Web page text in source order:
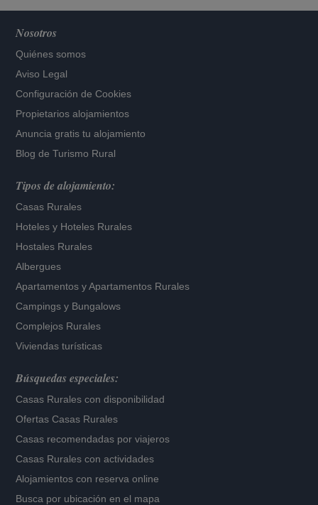
Nosotros
Quiénes somos
Aviso Legal
Configuración de Cookies
Propietarios alojamientos
Anuncia gratis tu alojamiento
Blog de Turismo Rural
Tipos de alojamiento:
Casas Rurales
Hoteles y Hoteles Rurales
Hostales Rurales
Albergues
Apartamentos yApartamentos Rurales
Campings y Bungalows
Complejos Rurales
Viviendas turísticas
Búsquedas especiales:
Casas Rurales con disponibilidad
Ofertas Casas Rurales
Casas recomendadas por viajeros
Casas Rurales con actividades
Alojamientos con reserva online
Busca por ubicación en el mapa